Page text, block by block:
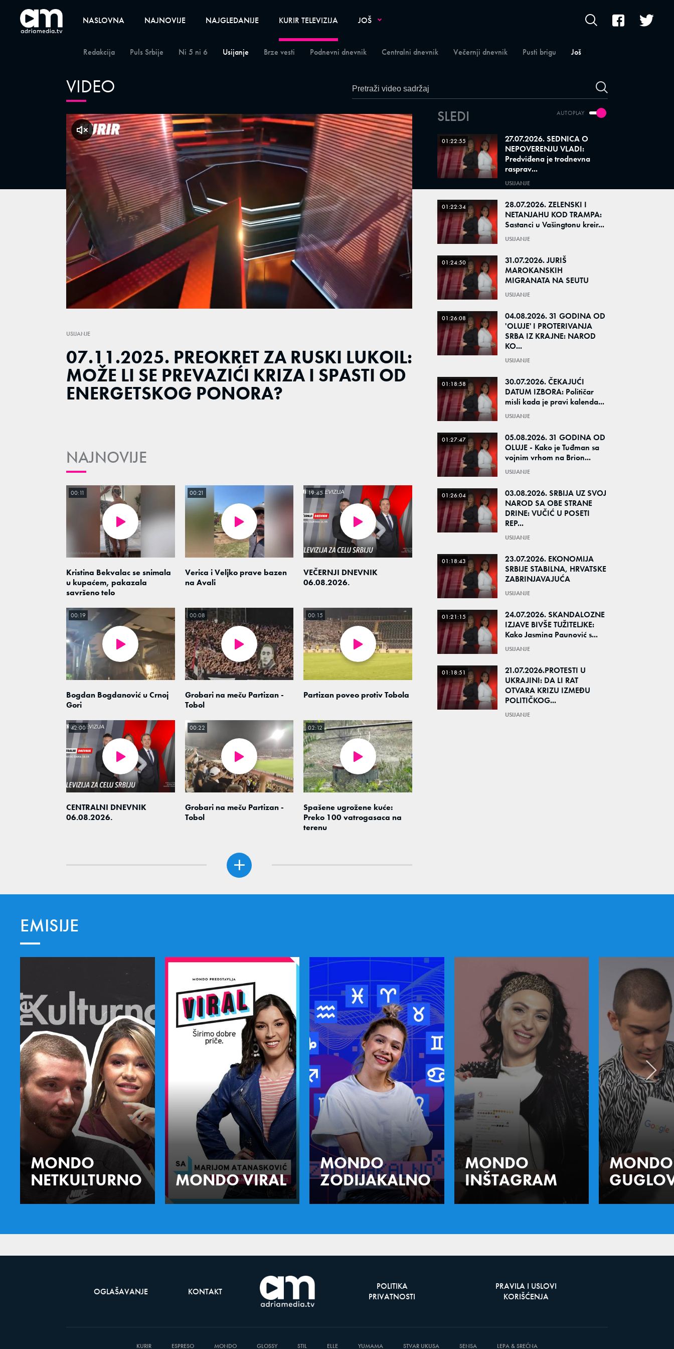
NASLOVNA NAJNOVIJE NAJGLEDANIJE KURIR TELEVIZIJA
Redakcija Puls Srbije Ni 5 ni 6 Usijanje Brze vesti Podnevni dnevnik Centralni dnevnik Večernji dnevnik Pusti brigu Još
JOŠ
VIDEO
Unmute
/
Loaded
klikni za zvuk
USIJANJE
07.11.2025. PREOKRET ZA RUSKI LUKOIL:
MOŽE LI SE PREVAZIĆI KRIZA I SPASTI OD
ENERGETSKOG PONORA?
NAJNOVIJE
Kristina Bekvalac se snimala
u kupaćem, pakazala
savršeno telo
00:11
Verica i Veljko prave bazen
na Avali
00:21
VEČERNJI DNEVNIK
06.08.2026.
19:45
Bogdan Bogdanović u Crnoj
Gori
00:19
Grobari na meču Partizan -
Tobol
00:08
Partizan poveo protiv Tobola
00:15
CENTRALNI DNEVNIK
06.08.2026.
42:00
Grobari na meču Partizan -
Tobol
00:22
Spašene ugrožene kuće:
Preko 100 vatrogasaca na
terenu
02:12
AUTOPLAY
SLEDI
01:22:55
27.07.2026. SEDNICA O
NEPOVERENJU VLADI:
Predviđena je trodnevna
rasprav...
USIJANJE
01:22:34
28.07.2026. ZELENSKI I
NETANJAHU KOD TRAMPA:
Sastanci u Vašingtonu kreir...
USIJANJE
01:24:50
31.07.2026. JURIŠ
MAROKANSKIH
MIGRANATA NA SEUTU
USIJANJE
01:26:08
04.08.2026. 31 GODINA OD
'OLUJE' I PROTERIVANJA
SRBA IZ KRAJNE: NAROD
KO...
USIJANJE
01:18:58
30.07.2026. ČEKAJUĆI
DATUM IZBORA: Političar
misli kada je pravi kalenda...
USIJANJE
01:27:47
05.08.2026. 31 GODINA OD
OLUJE - Kako je Tuđman sa
vojnim vrhom na Brion...
USIJANJE
01:26:04
03.08.2026. SRBIJA UZ SVOJ
NAROD SA OBE STRANE
DRINE: VUČIĆ U POSETI
REP...
USIJANJE
01:18:43
23.07.2026. EKONOMIJA
SRBIJE STABILNA, HRVATSKE
ZABRINJAVAJUĆA
USIJANJE
01:21:15
24.07.2026. SKANDALOZNE
IZJAVE BIVŠE TUŽITELJKE:
Kako Jasmina Paunović s...
USIJANJE
01:18:51
21.07.2026.PROTESTI U
UKRAJINI: DA LI RAT
OTVARA KRIZU IZMEĐU
POLITIČKOG...
USIJANJE
EMISIJE
MONDO
NETKULTURNO
MONDO VIRAL
MONDO
ZODIJAKALNO
MONDO
INŠTAGRAM
MONDO
OGLAŠAVANJE KONTAKT
POLITIKA
PRIVATNOSTI
PRAVILA I USLOVI
KORIŠĆENJA
KURIR ESPRESO MONDO GLOSSY STIL ELLE YUMAMA STVAR UKUSA SENSA LEPA & SREĆNA